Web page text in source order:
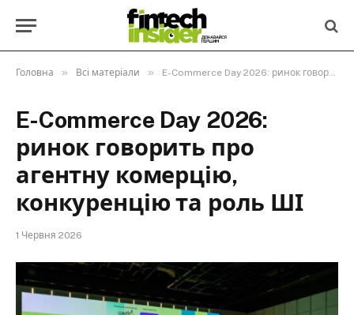
Головна » Всі матеріали » E-Commerce Day 2026: ринок говорить про агентну комерцію, конкуренцію та роль ШІ
E-Commerce Day 2026:
ринок говорить про
агентну комерцію,
конкуренцію та роль ШІ
1 Червня 2026